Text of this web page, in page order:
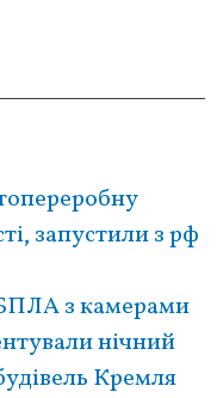
запустили з рф
з камерами
нічний
Кремля